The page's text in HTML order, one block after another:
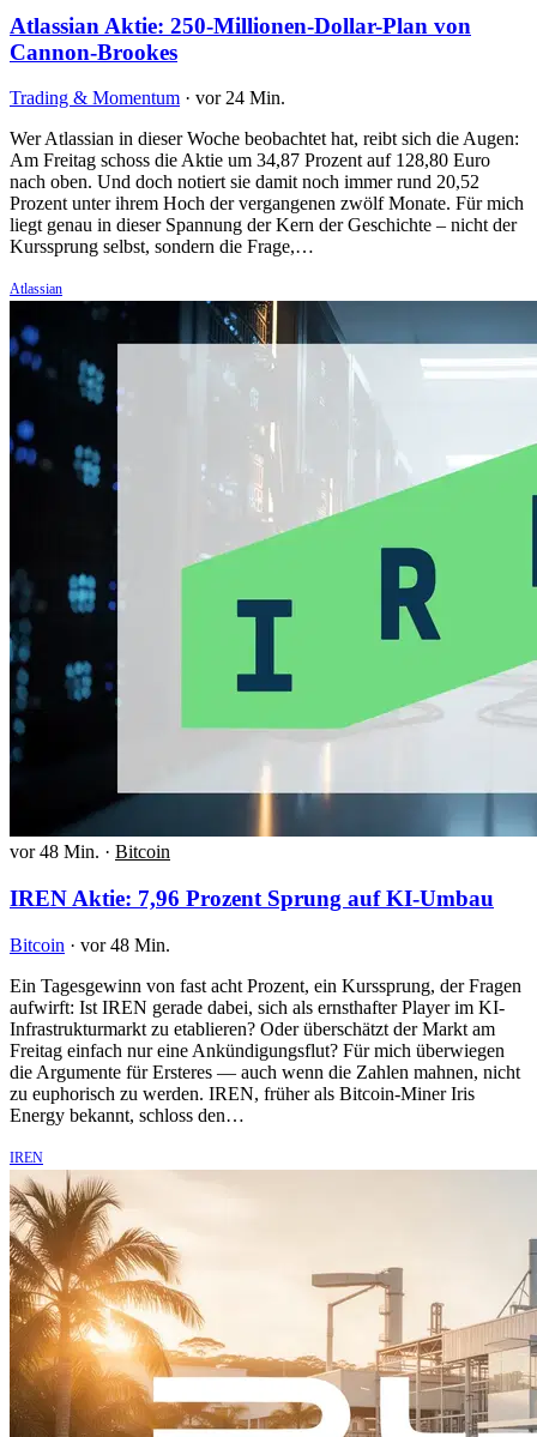
Atlassian Aktie: 250-Millionen-Dollar-Plan von
Cannon-Brookes
Trading & Momentum · vor 24 Min.
Wer Atlassian in dieser Woche beobachtet hat, reibt sich die Augen:
Am Freitag schoss die Aktie um 34,87 Prozent auf 128,80 Euro
nach oben. Und doch notiert sie damit noch immer rund 20,52
Prozent unter ihrem Hoch der vergangenen zwölf Monate. Für mich
liegt genau in dieser Spannung der Kern der Geschichte – nicht der
Kurssprung selbst, sondern die Frage,…
Atlassian
vor 48 Min. · Bitcoin
IREN Aktie: 7,96 Prozent Sprung auf KI-Umbau
Bitcoin · vor 48 Min.
Ein Tagesgewinn von fast acht Prozent, ein Kurssprung, der Fragen
aufwirft: Ist IREN gerade dabei, sich als ernsthafter Player im KI-
Infrastrukturmarkt zu etablieren? Oder überschätzt der Markt am
Freitag einfach nur eine Ankündigungsflut? Für mich überwiegen
die Argumente für Ersteres — auch wenn die Zahlen mahnen, nicht
zu euphorisch zu werden. IREN, früher als Bitcoin-Miner Iris
Energy bekannt, schloss den…
IREN